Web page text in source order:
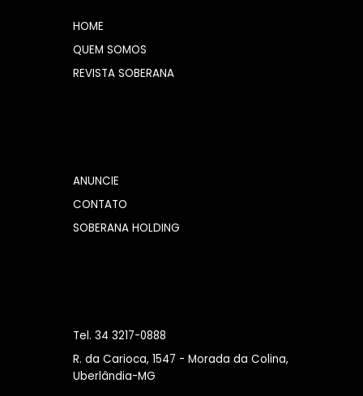
HOME
QUEM SOMOS
REVISTA SOBERANA
ANUNCIE
CONTATO
SOBERANA HOLDING
Tel. 34 3217-0888
R. da Carioca, 1547 - Morada da Colina,
Uberlândia-MG